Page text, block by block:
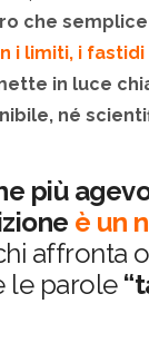
che
i limiti, i
in luce
né
più
è un
affronta
le parole